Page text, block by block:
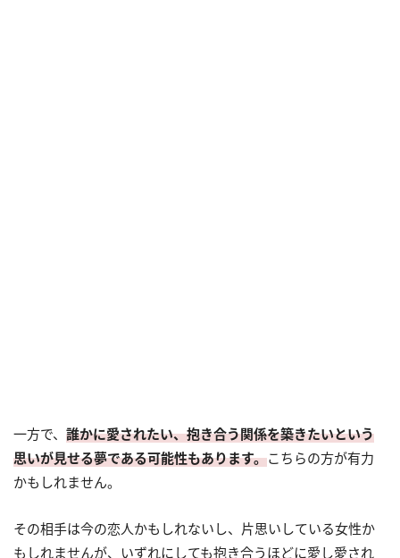
一方で、 誰かに愛されたい、抱き合う関係を築きたいという
思いが見せる夢である可能性もあります。こちらの方が有力
かもしれません。
その相手は今の恋人かもしれないし、片思いしている女性か
もしれませんが、いずれにしても抱き合うほどに愛し愛され